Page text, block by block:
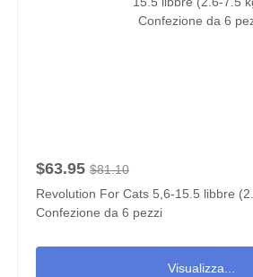
$63.95 $81.10
Revolution For Cats 5,6-15.5 libbre
Confezione da 6 pezzi
Visualizza...